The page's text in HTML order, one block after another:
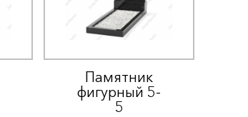
Памятник
фигурный 5-
5